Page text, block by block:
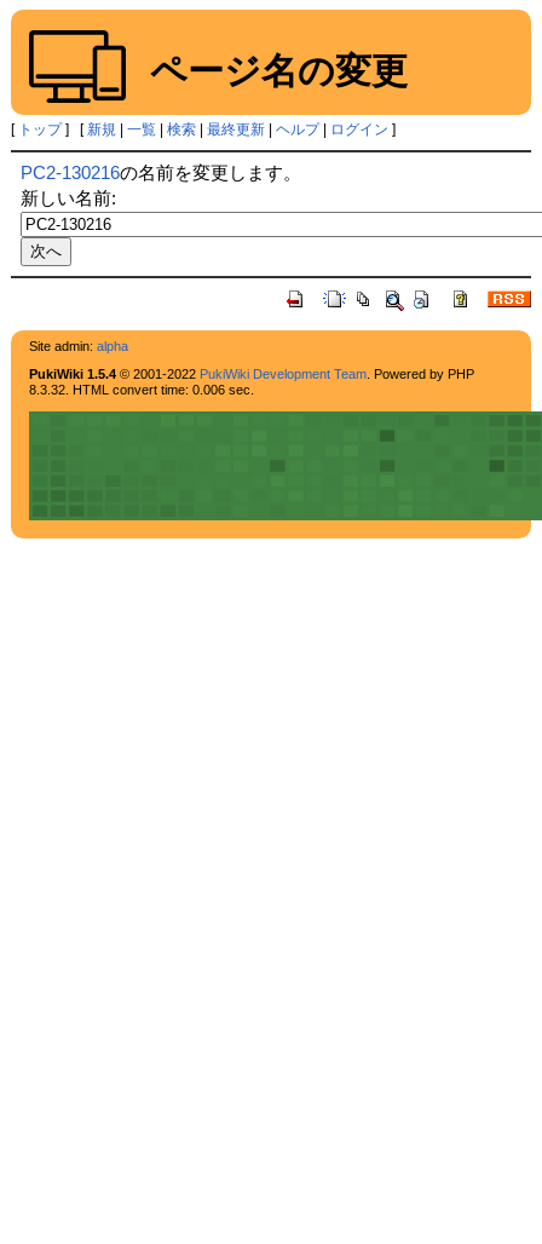
ページ名の変更
[ トップ] [新規| 一覧| 検索| 最終更新| ヘルプ| ログイン ]
PC2-130216の名前を変更します。
新しい名前:
Site admin: alpha
PukiWiki 1.5.4© 2001-2022 PukiWiki Development Team. Powered by PHP
8.3.32. HTML convert time: 0.006 sec.